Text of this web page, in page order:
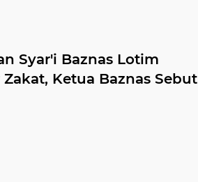
Syar'i Baznas Lotim
Ketua Baznas Sebut